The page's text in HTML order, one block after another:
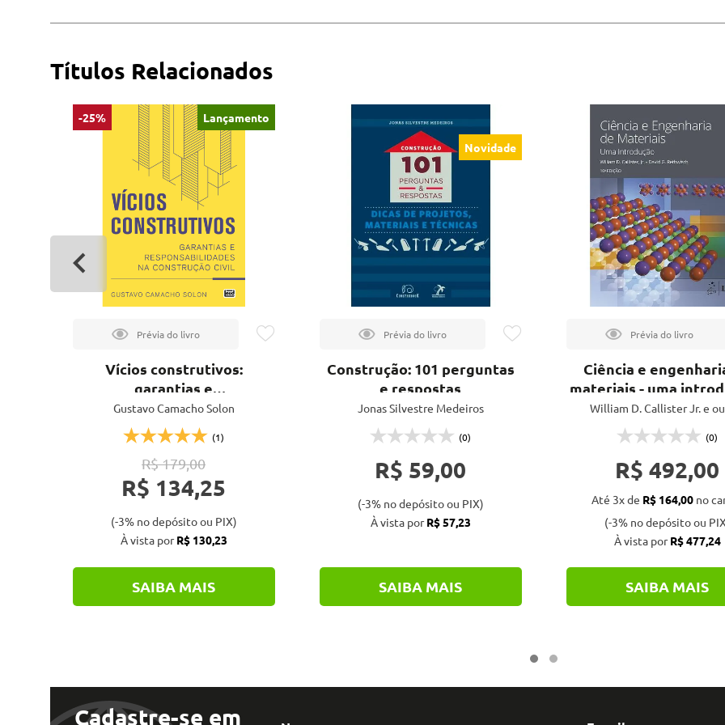
Títulos Relacionados
-25% Lançamento
Vícios construtivos:
garantias e
responsabilidades na
construção civil
Gustavo Camacho Solon
(1)
R$ 179,00
R$ 134,25
(-3% no depósito ou PIX)
À vista porR$ 130,23
SAIBA MAIS
Novidade
Construção: 101 perguntas
e respostas
Jonas Silvestre Medeiros
(0)
R$ 59,00
(-3% no depósito ou PIX)
À vista porR$ 57,23
SAIBA MAIS
Ciência e
materiais - uma
10ª ed.
William D. Callister Jr. e
(0)
R$ 492,00
Até 3x de R$ 164,00no
(-3% no depósito ou
À vista porR$ 477,24
SAIBA MAIS
Cadastre-se em